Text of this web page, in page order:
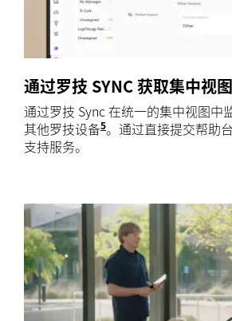
通过罗技 SYNC 获取集中视图
通过罗技 Sync 在统一的集中视图中
其他罗技设备5需在各设备上安装
。通过直接提交帮助
支持服务。